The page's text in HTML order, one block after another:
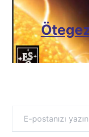
E-postanızı yazın…